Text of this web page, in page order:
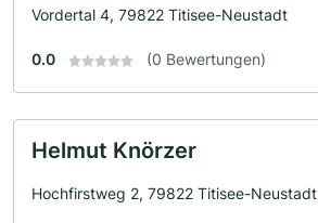
Vordertal 4, 79822 Titisee-Neustadt
0.0 (0 Bewertungen)
Helmut Knörzer
Hochfirstweg 2, 79822 Titisee-Neustadt